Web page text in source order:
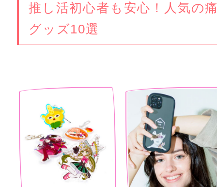
推し活初心者も安心！
人気の
グッズ10選